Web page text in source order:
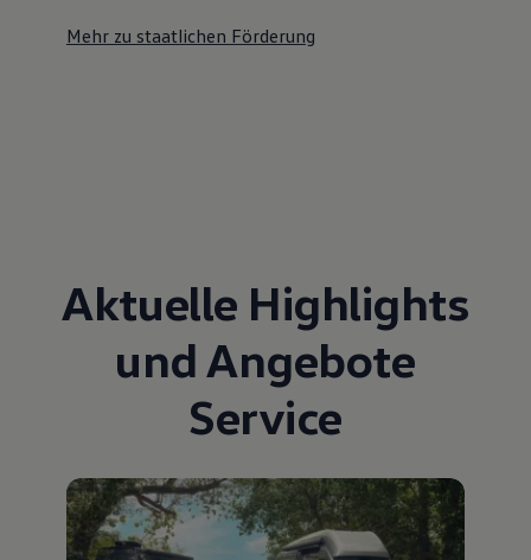
Mehr zu staatlichen Förderung
Aktuelle Highlights
und Angebote
Service